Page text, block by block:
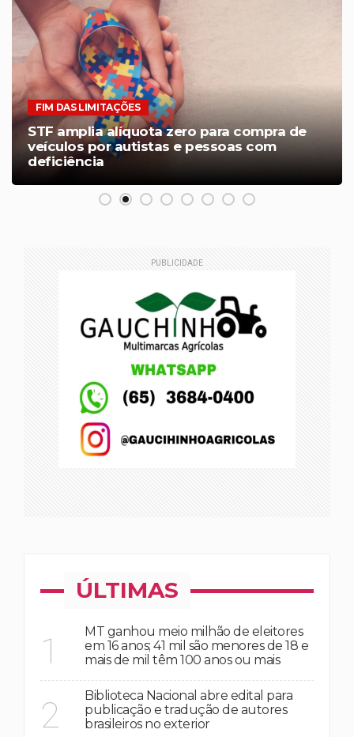
FIM DAS LIMITAÇÕES
STF amplia alíquota zero para compra de
veículos por autistas e pessoas com
deficiência
PUBLICIDADE
ÚLTIMAS
1
MT ganhou meio milhão de eleitores
em 16 anos; 41 mil são menores de 18 e
mais de mil têm 100 anos ou mais
2
Biblioteca Nacional abre edital para
publicação e tradução de autores
brasileiros no exterior